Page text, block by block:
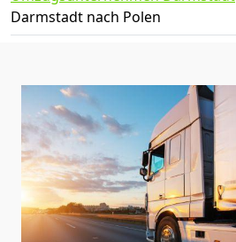
Darmstadt nach Polen